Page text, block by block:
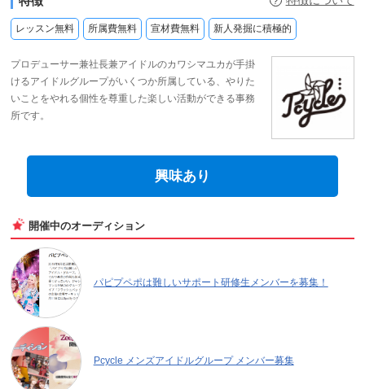
レッスン無料 所属費無料 宣材費無料 新人発掘に積極的
プロデューサー兼社長兼アイドルのカワシマユカが手掛
けるアイドルグループがいくつか所属している、やりた
いことをやれる個性を尊重した楽しい活動ができる事務
所です。
興味あり
開催中のオーディション
パピプペポは難しいサポート研修生メンバーを募集！
Pcycle メンズアイドルグループ メンバー募集